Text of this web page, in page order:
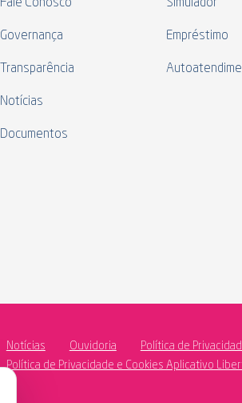
Fale Conosco
Governança
Transparência
Notícias
Documentos
Simulador
Empréstimo
Notícias Ouvidoria Política de
Política de Privacidade e Cookies Aplicativo